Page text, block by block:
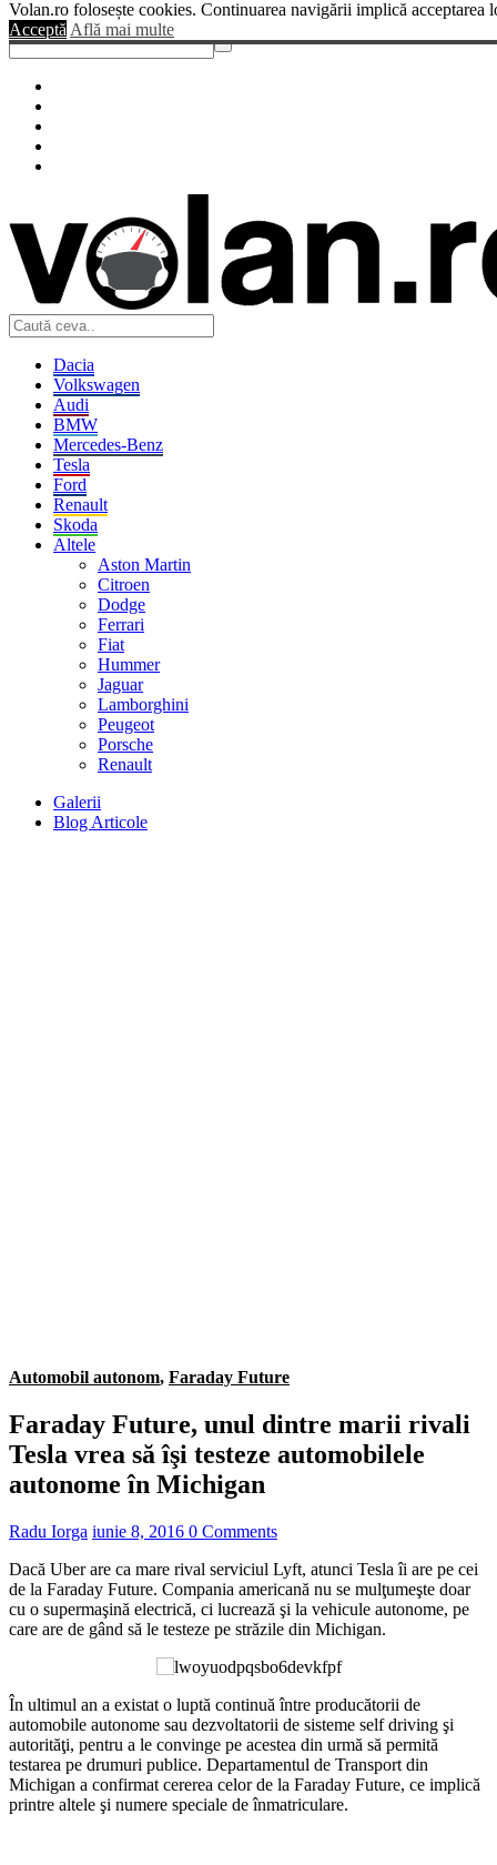
Sendigo
Dacia
Volkswagen
Audi
BMW
Mercedes-Benz
Tesla
Ford
Renault
Skoda
Altele
Aston Martin
Citroen
Dodge
Ferrari
Fiat
Hummer
Jaguar
Lamborghini
Peugeot
Porsche
Renault
Galerii
Blog Articole
Automobil autonom, Faraday Future
Faraday Future, unul dintre marii rivali
Tesla vrea să îşi testeze automobilele
autonome în Michigan
Radu Iorga iunie 8, 2016 0 Comments
Dacă Uber are ca mare rival serviciul Lyft, atunci Tesla îi are pe cei
de la Faraday Future. Compania americană nu se mulţumeşte doar
cu o supermaşină electrică, ci lucrează şi la vehicule autonome, pe
care are de gând să le testeze pe străzile din Michigan.
În ultimul an a existat o luptă continuă între producătorii de
automobile autonome sau dezvoltatorii de sisteme self driving şi
autorităţi, pentru a le convinge pe acestea din urmă să permită
testarea pe drumuri publice. Departamentul de Transport din
Michigan a confirmat cererea celor de la Faraday Future, ce implică
printre altele şi numere speciale de înmatriculare.
Volan.ro folosește cookies. Continuarea navigării implică acceptarea
Acceptă Află mai multe